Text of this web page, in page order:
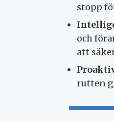
stopp
och
att
rutten